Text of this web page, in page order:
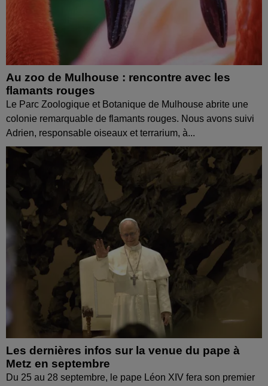
Au zoo de Mulhouse : rencontre avec les
flamants rouges
Le Parc Zoologique et Botanique de Mulhouse abrite une
colonie remarquable de flamants rouges. Nous avons suivi
Adrien, responsable oiseaux et terrarium, à...
Les dernières infos sur la venue du pape à
Metz en septembre
Du 25 au 28 septembre, le pape Léon XIV fera son premier